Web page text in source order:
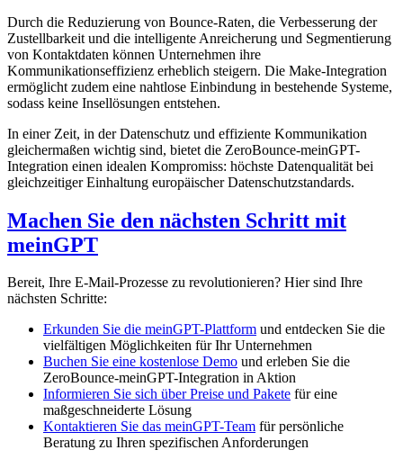
Durch die Reduzierung von Bounce-Raten, die Verbesserung der
Zustellbarkeit und die intelligente Anreicherung und Segmentierung
von Kontaktdaten können Unternehmen ihre
Kommunikationseffizienz erheblich steigern. Die Make-Integration
ermöglicht zudem eine nahtlose Einbindung in bestehende Systeme,
sodass keine Insellösungen entstehen.
In einer Zeit, in der Datenschutz und effiziente Kommunikation
gleichermaßen wichtig sind, bietet die ZeroBounce-meinGPT-
Integration einen idealen Kompromiss: höchste Datenqualität bei
gleichzeitiger Einhaltung europäischer Datenschutzstandards.
Machen Sie den nächsten Schritt mit
meinGPT
Bereit, Ihre E-Mail-Prozesse zu revolutionieren? Hier sind Ihre
nächsten Schritte:
Erkunden Sie die meinGPT-Plattform und entdecken Sie die
vielfältigen Möglichkeiten für Ihr Unternehmen
Buchen Sie eine kostenlose Demo und erleben Sie die
ZeroBounce-meinGPT-Integration in Aktion
Informieren Sie sich über Preise und Pakete für eine
maßgeschneiderte Lösung
Kontaktieren Sie das meinGPT-Team für persönliche
Beratung zu Ihren spezifischen Anforderungen